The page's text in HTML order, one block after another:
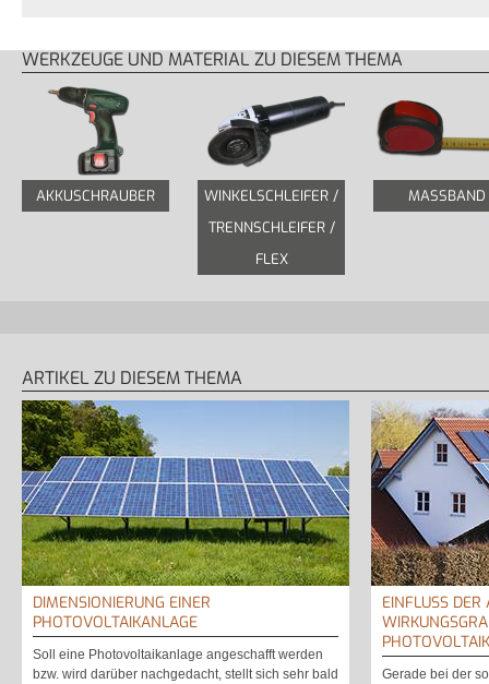
WERKZEUGE UND MATERIAL ZU DIESEM THEMA
AKKUSCHRAUBER
WINKELSCHLEIFER /
TRENNSCHLEIFER /
FLEX
MASSBAND
ARTIKEL ZU DIESEM THEMA
DIMENSIONIERUNG EINER
PHOTOVOLTAIKANLAGE
Soll eine Photovoltaikanlage angeschafft werden
bzw. wird darüber nachgedacht, stellt sich sehr bald
EINFLUSS
Gerade bei der